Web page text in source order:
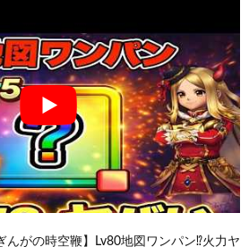
んがの時空鞭】Lv80地図ワンパン⁉火力ヤ